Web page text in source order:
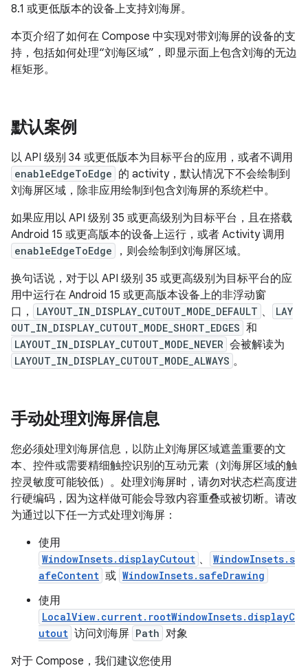
8.1 或更低版本的设备上支持刘海屏。
本页介绍了如何在 Compose 中实现对带刘海屏的设备的支
持，包括如何处理“刘海区域”，即显示面上包含刘海的无边
框矩形。
默认案例
以 API 级别 34 或更低版本为目标平台的应用，或者不调用
enableEdgeToEdge 的 activity，默认情况下不会绘制到
刘海屏区域，除非应用绘制到包含刘海屏的系统栏中。
如果应用以 API 级别 35 或更高级别为目标平台，且在搭载
Android 15 或更高版本的设备上运行，或者 Activity 调用
enableEdgeToEdge
，则会绘制到刘海屏区域。
换句话说，对于以 API 级别 35 或更高级别为目标平台的应
用中运行在 Android 15 或更高版本设备上的非浮动窗
口，
LAYOUT_IN_DISPLAY_CUTOUT_MODE_DEFAULT 、
LAY
OUT_IN_DISPLAY_CUTOUT_MODE_SHORT_EDGES 和
LAYOUT_IN_DISPLAY_CUTOUT_MODE_NEVER 会被解读为
LAYOUT_IN_DISPLAY_CUTOUT_MODE_ALWAYS 。
手动处理刘海屏信息
您必须处理刘海屏信息，以防止刘海屏区域遮盖重要的文
本、控件或需要精细触控识别的互动元素（刘海屏区域的触
控灵敏度可能较低）。处理刘海屏时，请勿对状态栏高度进
行硬编码，因为这样做可能会导致内容重叠或被切断。请改
为通过以下任一方式处理刘海屏：
使用
WindowInsets.displayCutout 、
WindowInsets.s
afeContent 或 WindowInsets.safeDrawing
使用
LocalView.current.rootWindowInsets.displayC
utout 访问刘海屏 Path 对象
对于 Compose，我们建议您使用